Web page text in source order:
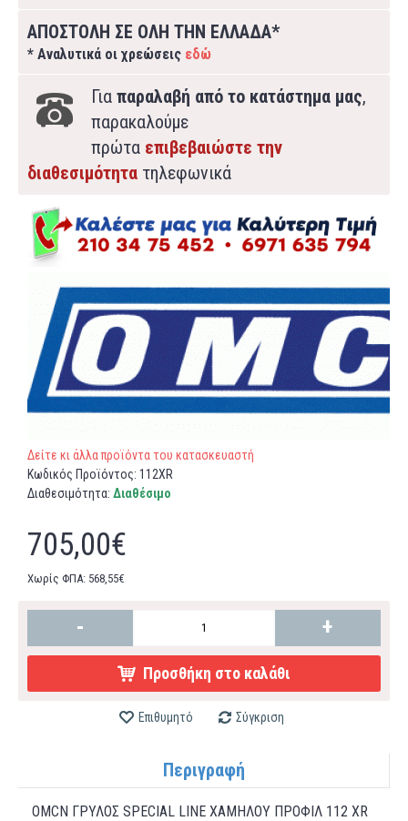
ΑΠΟΣΤΟΛΗ ΣΕ ΟΛΗ ΤΗΝ ΕΛΛΑΔΑ*
* Αναλυτικά οι χρεώσεις εδώ
Για παραλαβή από το κατάστημα μας,
παρακαλούμε
πρώτα επιβεβαιώστε την
διαθεσιμότητα τηλεφωνικά
Δείτε κι άλλα προϊόντα του κατασκευαστή
Κωδικός Προϊόντος: 112XR
Διαθεσιμότητα: Διαθέσιμο
705,00€
Χωρίς ΦΠΑ: 568,55€
- +
Προσθήκη στο καλάθι
Επιθυμητό Σύγκριση
Περιγραφή
OMCN ΓΡΥΛΟΣ SPECIAL LINE ΧΑΜΗΛΟΥ ΠΡΟΦΙΛ 112 XR